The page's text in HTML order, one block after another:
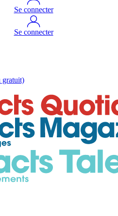
Se connecter
Se connecter
gratuit)